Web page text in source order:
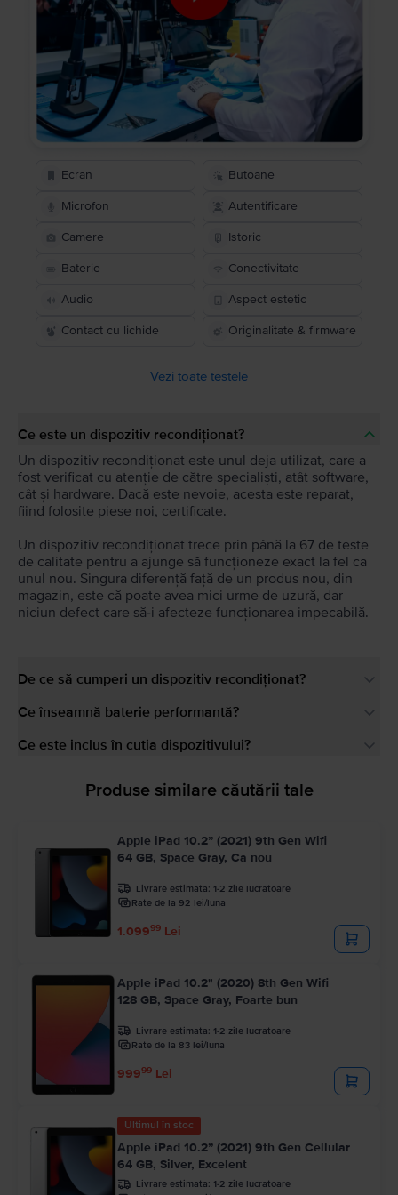
Ecran Butoane
Microfon Autentificare
Camere Istoric
Baterie Conectivitate
Audio Aspect estetic
Contact cu lichide Originalitate & firmware
Vezi toate testele
Ce este un dispozitiv recondiționat?
Un dispozitiv recondiționat este unul deja utilizat, care a
fost verificat cu atenție de către specialiști, atât software,
cât și hardware. Dacă este nevoie, acesta este reparat,
fiind folosite piese noi, certificate.
Un dispozitiv recondiționat trece prin până la 67 de teste
de calitate pentru a ajunge să funcționeze exact la fel ca
unul nou. Singura diferență față de un produs nou, din
magazin, este că poate avea mici urme de uzură, dar
niciun defect care să-i afecteze funcționarea impecabilă.
De ce să cumperi un dispozitiv recondiționat?
Ce înseamnă baterie performantă?
Ce este inclus în cutia dispozitivului?
Produse similare căutării tale
Apple iPad 10.2” (2021) 9th Gen Wifi
64 GB, Space Gray, Ca nou
Livrare estimata: 1-2 zile lucratoare
Rate de la 92 lei/luna
1.09999 Lei
Apple iPad 10.2" (2020) 8th Gen Wifi
128 GB, Space Gray, Foarte bun
Livrare estimata: 1-2 zile lucratoare
Rate de la 83 lei/luna
99999 Lei
Ultimul în stoc
Apple iPad 10.2” (2021) 9th Gen Cellular
64 GB, Silver, Excelent
Livrare estimata: 1-2 zile lucratoare